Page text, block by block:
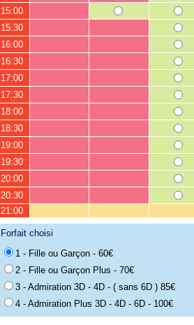
15:00
15:30
16:00
16:30
17:00
17:30
18:00
18:30
19:00
19:30
20:00
20:30
21:00
Forfait choisi
1 - Fille ou Garçon - 60€
2 - Fille ou Garçon Plus - 70€
3 - Admiration 3D - 4D - ( sans 6D ) 85€
4 - Admiration Plus 3D - 4D - 6D - 100€